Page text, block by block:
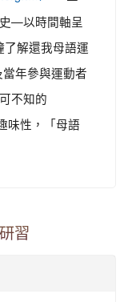
—以時間軸呈
解還我母語運
年參與運動者
不知的
味性，「母語
習